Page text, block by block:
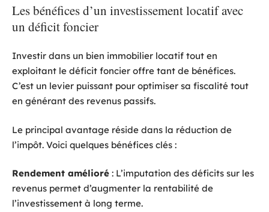
Les bénéfices d’un investissement locatif avec
un déficit foncier
Investir dans un bien immobilier locatif tout en
exploitant le déficit foncier offre tant de bénéfices.
C’est un levier puissant pour optimiser sa fiscalité tout
en générant des revenus passifs.
Le principal avantage réside dans la réduction de
l’impôt. Voici quelques bénéfices clés :
Rendement amélioré : L’imputation des déficits sur les
revenus permet d’augmenter la rentabilité de
l’investissement à long terme.